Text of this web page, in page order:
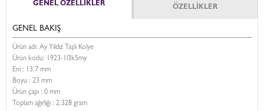
GENEL ÖZELLİKLER ÖZELLİKLER
GENEL BAKIŞ
Ürün adı: Ay Yıldız Taşlı Kolye
Ürün kodu: 1923-1l3k5my
Eni : 13.7 mm
Boyu : 23 mm
Ürün çapı : 0 mm
Toplam ağırlığı : 2.328 gram